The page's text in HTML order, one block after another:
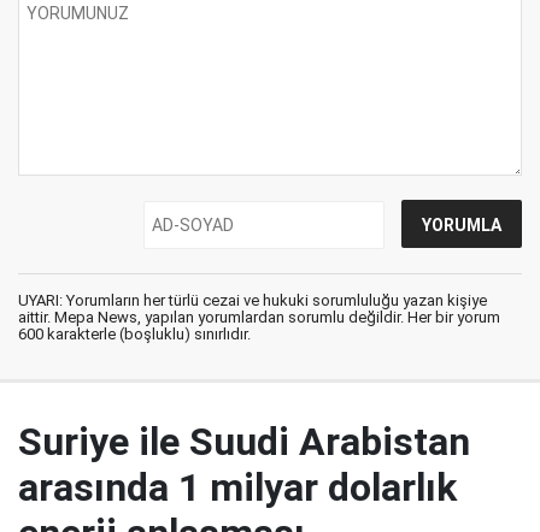
UYARI: Yorumların her türlü cezai ve hukuki sorumluluğu yazan kişiye
aittir. Mepa News, yapılan yorumlardan sorumlu değildir. Her bir yorum
600 karakterle (boşluklu) sınırlıdır.
Suriye ile Suudi Arabistan
arasında 1 milyar dolarlık